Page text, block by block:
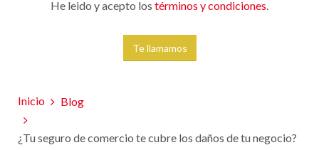
He leido y acepto los términos y condiciones.
Inicio Blog
¿Tu seguro de comercio te cubre los daños de tu negocio?